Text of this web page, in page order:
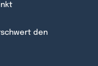
den